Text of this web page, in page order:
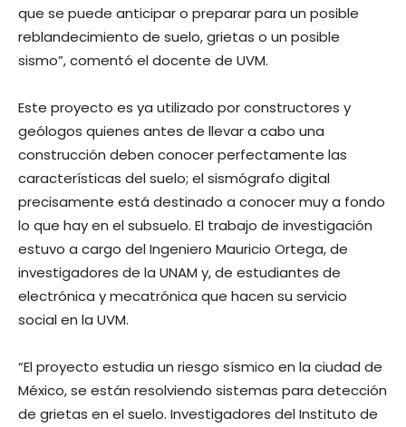
que se puede anticipar o preparar para un posible
reblandecimiento de suelo, grietas o un posible
sismo”, comentó el docente de UVM.
Este proyecto es ya utilizado por constructores y
geólogos quienes antes de llevar a cabo una
construcción deben conocer perfectamente las
características del suelo; el sismógrafo digital
precisamente está destinado a conocer muy a fondo
lo que hay en el subsuelo. El trabajo de investigación
estuvo a cargo del Ingeniero Mauricio Ortega, de
investigadores de la UNAM y, de estudiantes de
electrónica y mecatrónica que hacen su servicio
social en la UVM.
“El proyecto estudia un riesgo sísmico en la ciudad de
México, se están resolviendo sistemas para detección
de grietas en el suelo. Investigadores del Instituto de